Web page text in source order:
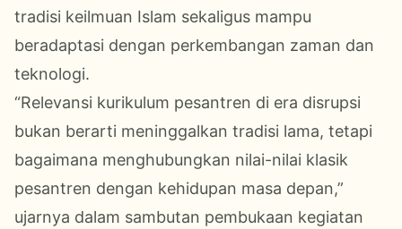
tradisi keilmuan Islam sekaligus mampu
beradaptasi dengan perkembangan zaman dan
teknologi.
“Relevansi kurikulum pesantren di era disrupsi
bukan berarti meninggalkan tradisi lama, tetapi
bagaimana menghubungkan nilai-nilai klasik
pesantren dengan kehidupan masa depan,”
ujarnya dalam sambutan pembukaan kegiatan